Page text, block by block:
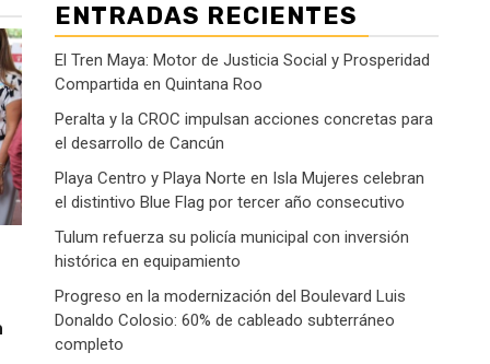
ENTRADAS RECIENTES
El Tren Maya: Motor de Justicia Social y Prosperidad
Compartida en Quintana Roo
Peralta y la CROC impulsan acciones concretas para
el desarrollo de Cancún
Playa Centro y Playa Norte en Isla Mujeres celebran
el distintivo Blue Flag por tercer año consecutivo
Tulum refuerza su policía municipal con inversión
histórica en equipamiento
Progreso en la modernización del Boulevard Luis
Donaldo Colosio: 60% de cableado subterráneo
completo